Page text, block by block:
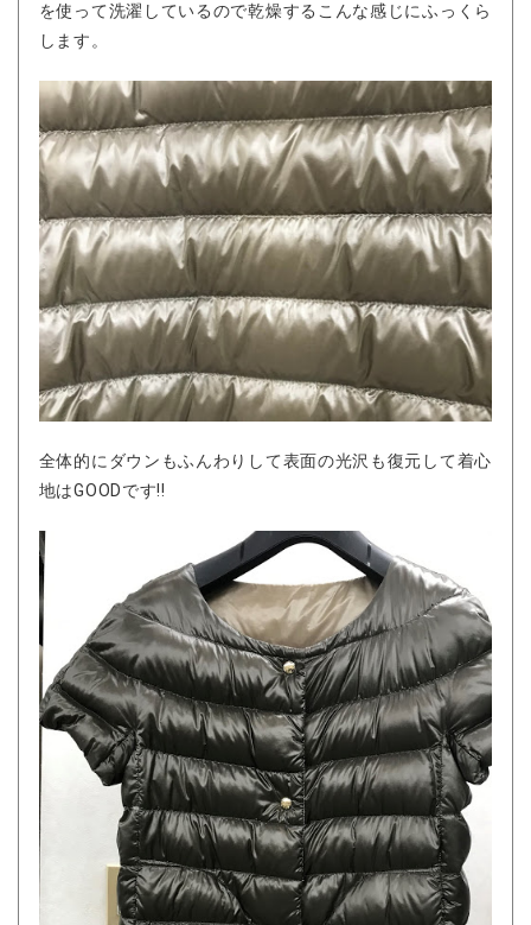
を使って洗濯しているので乾燥するこんな感じにふっくら
します。
全体的にダウンもふんわりして表面の光沢も復元して着心
地はGOODです!!